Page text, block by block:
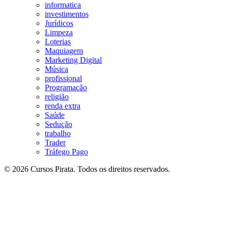
informatica
investimentos
Jurídicos
Limpeza
Loterias
Maquiagem
Marketing Digital
Música
profissional
Programação
religião
renda extra
Saúde
Sedução
trabalho
Trader
Tráfego Pago
© 2026 Cursos Pirata. Todos os direitos reservados.